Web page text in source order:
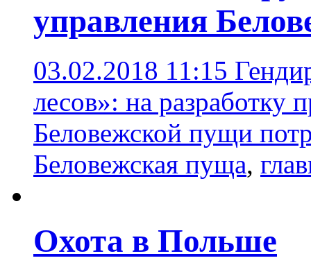
управления
03.02.2018 11:15
лесов»: на разработку
Беловежской пущи
Беловежская пуща,
Охота в Польше